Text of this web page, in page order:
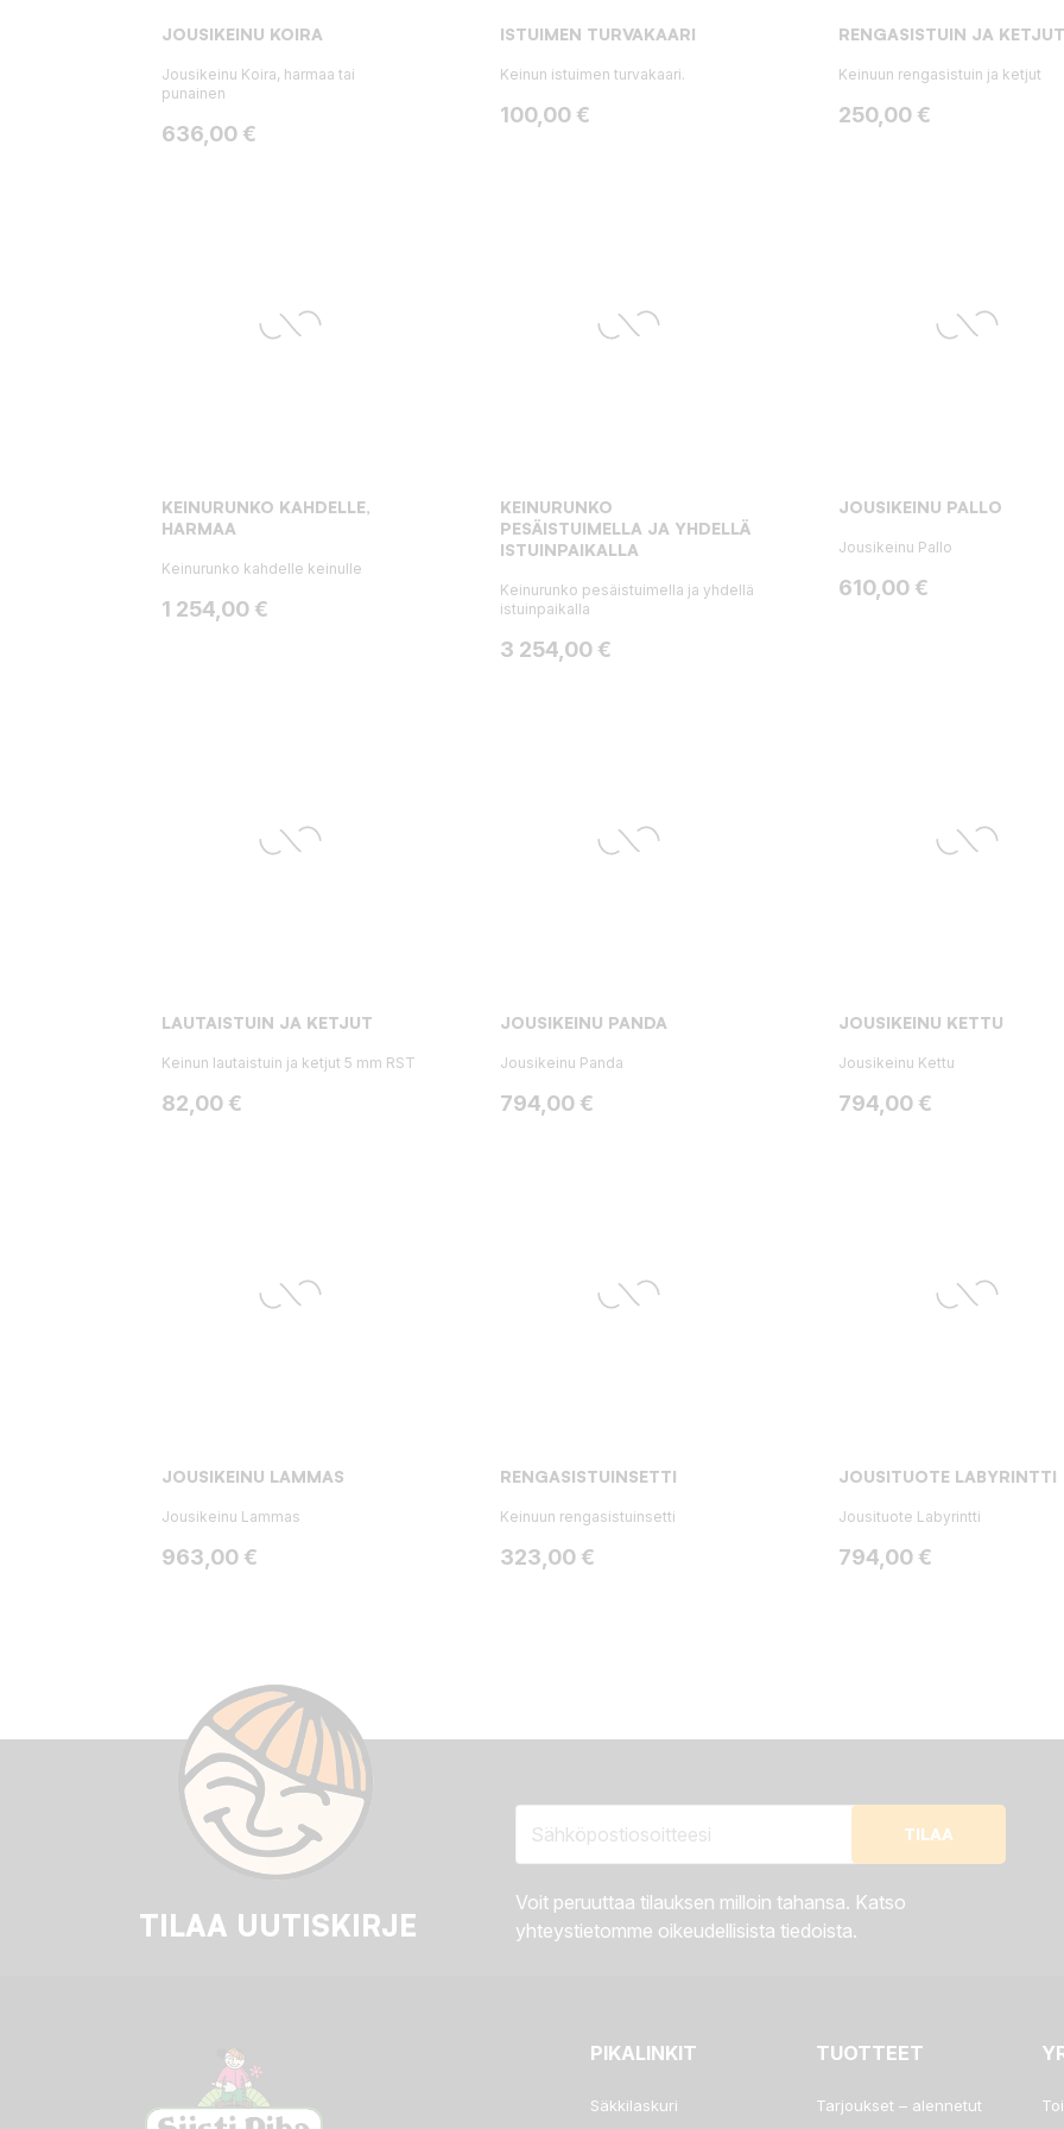
JOUSIKEINU KOIRA
Jousikeinu Koira, harmaa tai
punainen
Hinta
636,00 €
ISTUIMEN TURVAKAARI
Keinun istuimen turvakaari.
Hinta
100,00 €
RENGASISTUIN JA KETJUT
Keinuun rengasistuin ja ketjut
Hinta
250,00 €
KEINURUNKO KAHDELLE,
HARMAA
Keinurunko kahdelle keinulle
Hinta
1 254,00 €
KEINURUNKO
PESÄISTUIMELLA JA YHDELLÄ
ISTUINPAIKALLA
Keinurunko pesäistuimella ja yhdellä
istuinpaikalla
Hinta
3 254,00 €
JOUSIKEINU PALLO
Jousikeinu Pallo
Hinta
610,00 €
LAUTAISTUIN JA KETJUT
Keinun lautaistuin ja ketjut 5 mm RST
Hinta
82,00 €
JOUSIKEINU PANDA
Jousikeinu Panda
Hinta
794,00 €
JOUSIKEINU KETTU
Jousikeinu Kettu
Hinta
794,00 €
JOUSIKEINU LAMMAS
Jousikeinu Lammas
Hinta
963,00 €
RENGASISTUINSETTI
Keinuun rengasistuinsetti
Hinta
323,00 €
JOUSITUOTE LABYRINTTI
Jousituote Labyrintti
Hinta
794,00 €
TILAA UUTISKIRJE
Voit peruuttaa tilauksen milloin tahansa. Katso
yhteystietomme oikeudellisista tiedoista.
PIKALINKIT
Säkkilaskuri
TUOTTEET
Tarjoukset – alennetut